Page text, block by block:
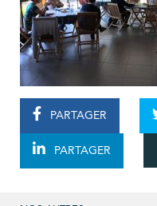
PARTAGER
PARTAGER